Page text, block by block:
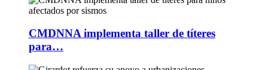
CMDNNA implementa taller de títeres
para…